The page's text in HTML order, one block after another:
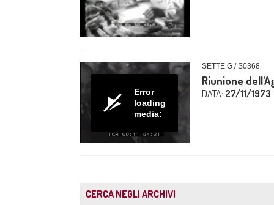
Error
loading
media:
SETTE G / S0368
Riunione
DATA: 27/11/1973
CERCA NEGLI ARCHIVI